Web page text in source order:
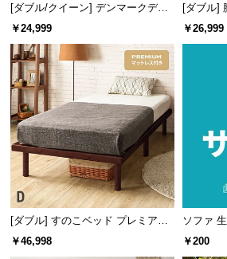
ゆったり寛げるハイタイプのヘ
高さのあるヘッドボードは、読書
きに楽な姿勢でゆったりと寛ぐこ
[ダブル/クイーン] デンマークデザ
イン ベッドフレーム 木目調
￥24,999
[ダブル]
ルコイル
￥26,999
[ダブル] すのこベッド プレミアム
マットレス付き
￥46,998
ソファ
の都合上
￥200